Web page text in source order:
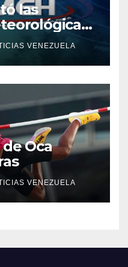
las
24 horas,
de agosto
VENEZUELA
Oca
VENEZUELA